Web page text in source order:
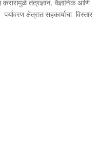
करारामुळे तंत्रज्ञान, वैज्ञानिक आणि
क्षेत्रात सहकार्याचा विस्तार